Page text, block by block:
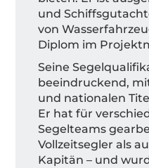
und
von
Diplom im
Seine
beeindruckend,
und nationalen
Er hat für
Segelteams
Vollzeitsegler als
Kapitän – und